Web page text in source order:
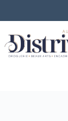
contenu